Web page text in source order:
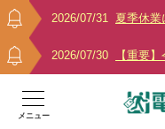
2026/07/31 夏季休業
2026/07/30 【重要
メニュー